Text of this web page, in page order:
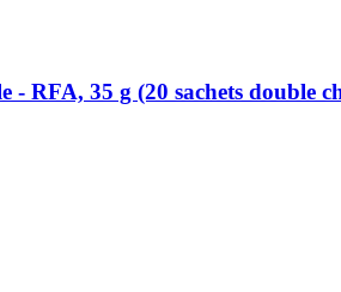
RFA, 35 g (20 sachets double